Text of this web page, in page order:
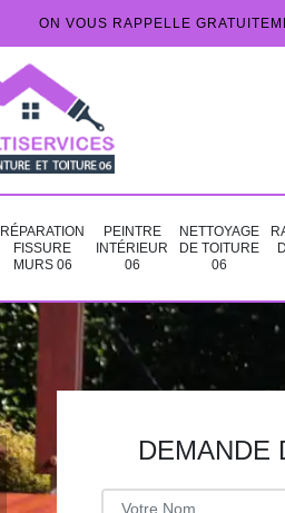
ON VOUS RAPPELLE
RÉPARATION
FISSURE
MURS 06
PEINTRE
INTÉRIEUR
06
NETTOYAGE
DE TOITURE
06
DEMANDE